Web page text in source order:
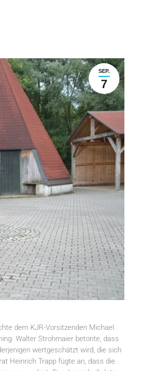
SEP.
7
dem KJR-Vorsitzenden Michael
Walter Strohmaier betonte, dass
wertgeschätzt wird, die sich
Heinrich Trapp fügte an, dass die